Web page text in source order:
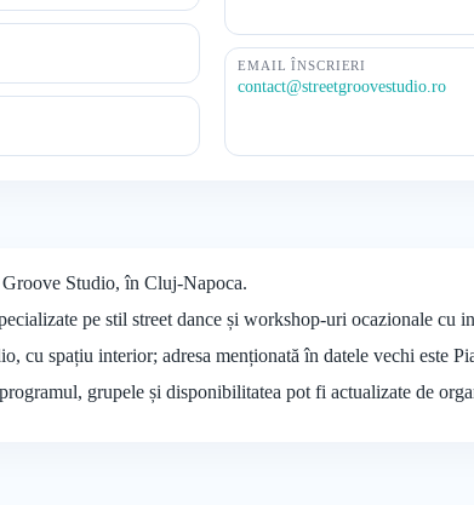
EMAIL ÎNSCRIERI
contact@streetgroovestudio.ro
Studio, în Cluj-Napoca.
pe stil street dance și workshop-uri ocazionale cu
cu spațiu interior; adresa menționată în datele vechi este
grupele și disponibilitatea pot fi actualizate de